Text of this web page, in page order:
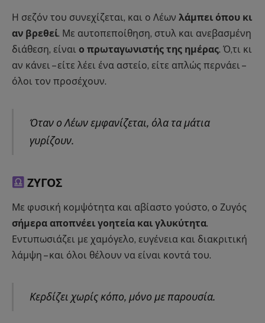
Η σεζόν του συνεχίζεται, και ο Λέων λάμπει όπου κι
αν βρεθεί. Με αυτοπεποίθηση, στυλ και ανεβασμένη
διάθεση, είναι ο πρωταγωνιστής της ημέρας. Ό,τι κι
αν κάνει – είτε λέει ένα αστείο, είτε απλώς περνάει –
όλοι τον προσέχουν.
Όταν ο Λέων εμφανίζεται, όλα τα μάτια
γυρίζουν.
ΖΥΓΟΣ
Με φυσική κομψότητα και αβίαστο γούστο, ο Ζυγός
σήμερα αποπνέει γοητεία και γλυκύτητα.
Εντυπωσιάζει με χαμόγελο, ευγένεια και διακριτική
λάμψη – και όλοι θέλουν να είναι κοντά του.
Κερδίζει χωρίς κόπο, μόνο με παρουσία.